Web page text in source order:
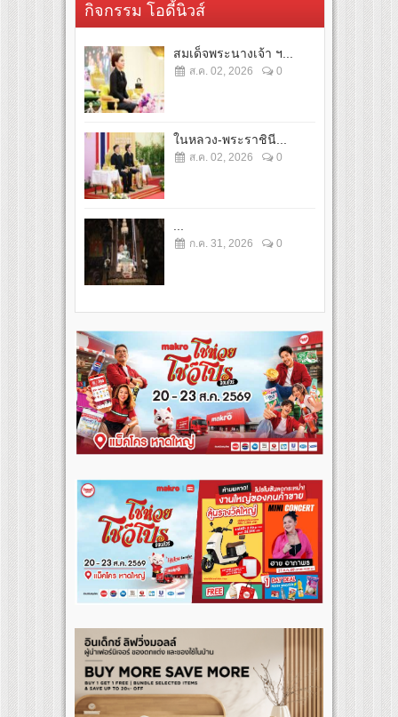
กิจกรรม โอดี้นิวส์
สมเด็จพระนางเจ้า ฯ...
ส.ค. 02, 2026 0
ในหลวง-พระราชินี...
ส.ค. 02, 2026 0
ก.ค. 31, 2026 0